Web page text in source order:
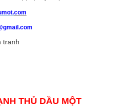
com
tranh
THỦ DẦU MỘT